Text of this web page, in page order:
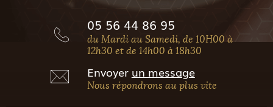
05 56 44 86 95
du Mardi au Samedi, de 10H00 à
12h30 et de 14h00 à 18h30
Envoyer un message
Nous répondrons au plus vite